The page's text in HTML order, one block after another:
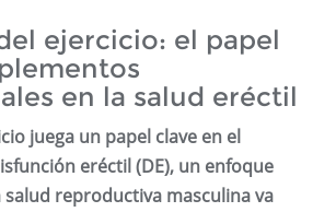
ejercicio: el papel
en la salud eréctil
juega un papel clave en el
eréctil (DE), un enfoque
reproductiva masculina va